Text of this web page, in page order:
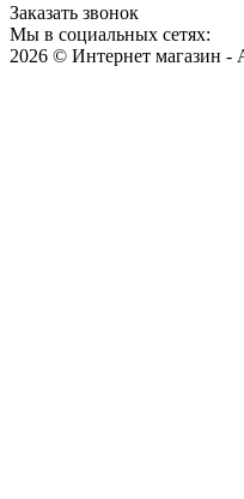
Заказать звонок
Мы в социальных сетях:
2026 © Интернет магазин -